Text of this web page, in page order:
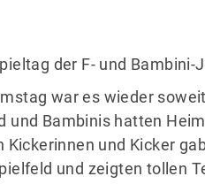
der F- und Bambini-
war es wieder
und Bambinis hatten
Kickerinnen und Kicker
und zeigten tollen
Geschäftsstelle
TSV Schönaich 1905
Im Vogelsang 29
71101 Schönaich